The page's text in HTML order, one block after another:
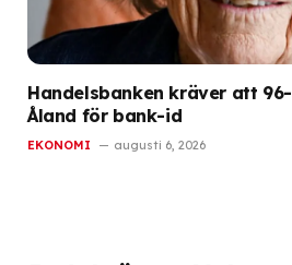
Handelsbanken kräver att
Åland för bank-id
EKONOMI augusti 6, 2026